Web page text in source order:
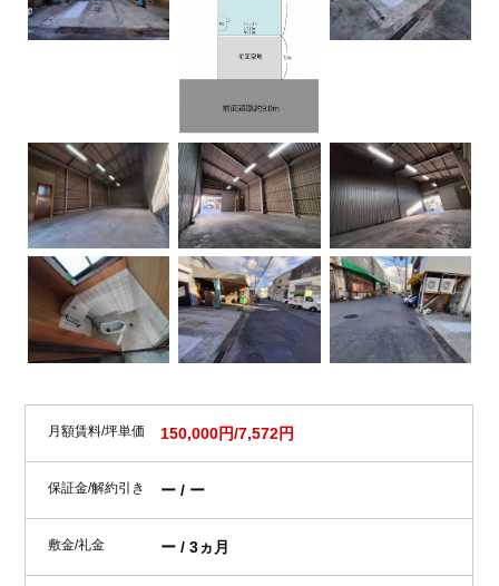
月額賃料/坪単価 150,000円/7,572円
保証金/解約引き ー / ー
敷金/礼金 ー / 3ヵ月